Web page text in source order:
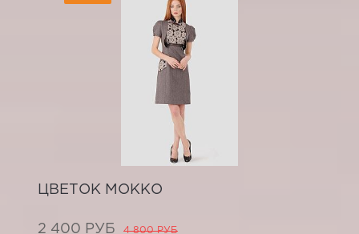
ЦВЕТОК МОККО
2 400 РУБ 4 800 РУБ